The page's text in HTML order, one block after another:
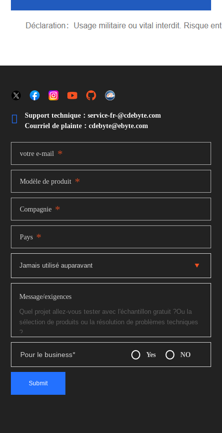

Support technique：service-fr-@cdebyte.com
Courriel de plainte：cdebyte@ebyte.com
votre e-mail *
Modèle de produit *
Compagnie *
Pays *
Message/exigences
Pour le business* Yes NO